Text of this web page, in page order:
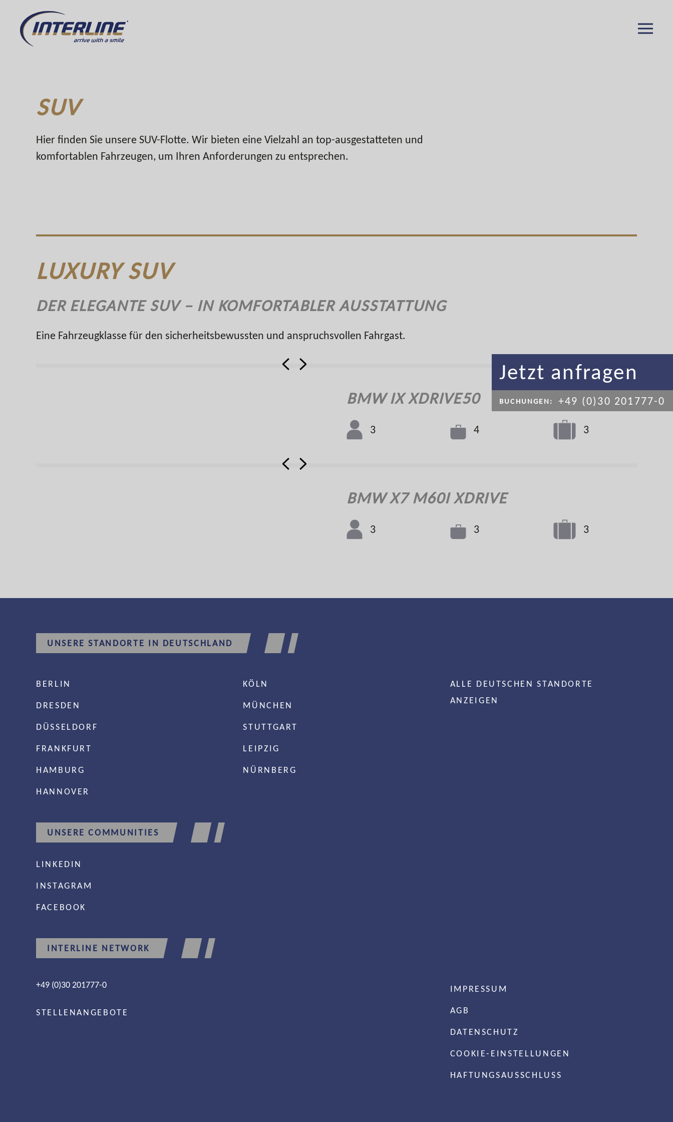
SUV
Hier finden Sie unsere SUV-Flotte. Wir bieten eine Vielzahl an top-ausgestatteten und
komfortablen Fahrzeugen, um Ihren Anforderungen zu entsprechen.
LUXURY SUV
DER ELEGANTE SUV – IN KOMFORTABLER AUSSTATTUNG
Eine Fahrzeugklasse für den sicherheitsbewussten und anspruchsvollen Fahrgast.
BMW IX XDRIVE50
3 4 3
BMW X7 M60I XDRIVE
3 3 3
UNSERE STANDORTE IN DEUTSCHLAND
BERLIN
DRESDEN
DÜSSELDORF
FRANKFURT
HAMBURG
HANNOVER
KÖLN
MÜNCHEN
STUTTGART
LEIPZIG
NÜRNBERG
ALLE DEUTSCHEN STANDORTE
ANZEIGEN
UNSERE COMMUNITIES
LINKEDIN
INSTAGRAM
FACEBOOK
INTERLINE NETWORK
+49 (0)30 201777-0
STELLENANGEBOTE
IMPRESSUM
AGB
DATENSCHUTZ
COOKIE-EINSTELLUNGEN
HAFTUNGSAUSSCHLUSS
Jetzt anfragen
BUCHUNGEN: +49 (0)30 201777-0